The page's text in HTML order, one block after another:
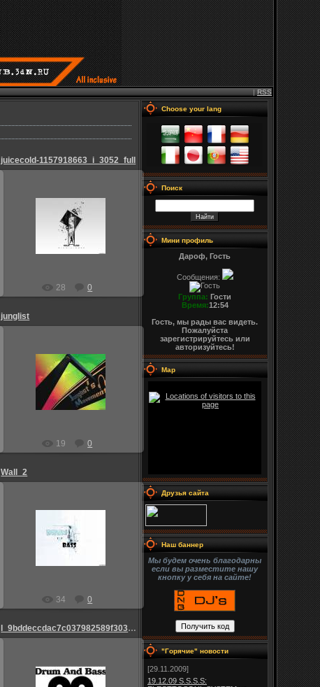
| RSS
juicecold-1157918663_i_3052_full
25.08.2009
Admin_Jesp
28 0
junglist
25.08.2009
Admin_Jesp
19 0
Wall_2
25.08.2009
Admin_Jesp
34 0
l_9bddeccdac7c037982589f303cce580c
25.08.2009
Choose your lang
Поиск
Мини профиль
Дароф, Гость
Сообщения:
Группа: Гости
Время:12:54
Гость, мы рады вас видеть.
Пожалуйста
зарегистрируйтесь или
авторизуйтесь!
Map
Друзья сайта
Наш баннер
Мы будем очень благодарны
если вы разместите нашу
кнопку у себя на сайте!
"Горячие" новости
[29.11.2009]
19.12.09 S.S.S.S: